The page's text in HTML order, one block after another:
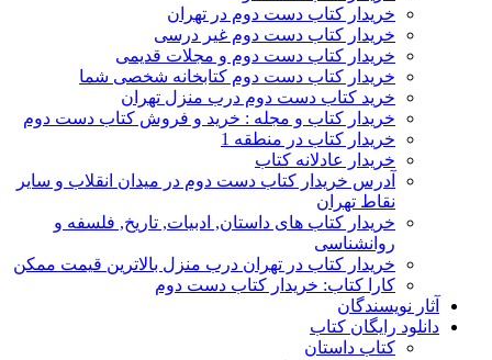
خریدار کتاب دست دوم در تهران
خریدار کتاب دست دوم غیر درسی
خریدار کتاب دست دوم و مجلات قدیمی
خریدار کتاب دست دوم کتابخانه شخصی شما
خرید کتاب دست دوم درب منزل تهران
خریدار کتاب و مجله : خرید و فروش کتاب دست دوم
خریدار کتاب در منطقه 1
خریدار عادلانه کتاب
آدرس خریدار کتاب دست دوم در میدان انقلاب و سایر
نقاط تهران
خریدار کتاب های داستان, ادبیات, تاریخ, فلسفه و
روانشناسی
خریدار کتاب در تهران درب منزل بالاترین قیمت ممکن
کارا کتاب: خریدار کتاب دست دوم
آثار نویسندگان
دانلود رایگان کتاب
کتاب داستان